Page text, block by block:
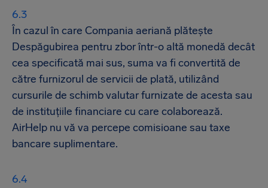
În cazul în care Compania aeriană plătește
Despăgubirea pentru zbor într-o altă monedă decât
cea specificată mai sus, suma va fi convertită de
către furnizorul de servicii de plată, utilizând
cursurile de schimb valutar furnizate de acesta sau
de instituțiile financiare cu care colaborează.
AirHelp nu vă va percepe comisioane sau taxe
bancare suplimentare.